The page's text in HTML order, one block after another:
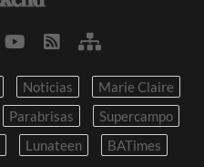
Noticias
Marie Claire
Parabrisas
Supercampo
Lunateen BATimes